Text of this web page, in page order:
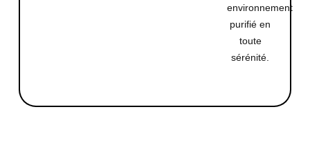
environnement
purifié en
toute
sérénité.